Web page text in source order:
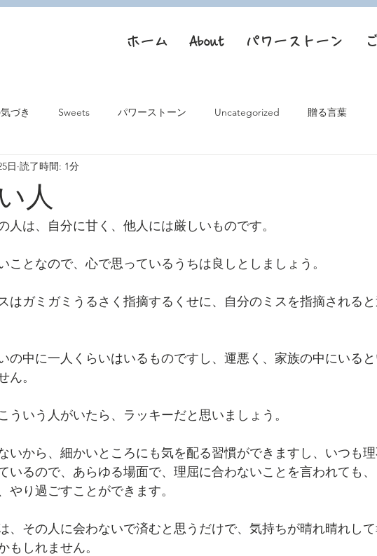
ホーム About パワーストーン
づき Sweets パワーストーン Uncategorized 贈る言葉
人
日 読了時間: 1分
人は、自分に甘く、他人には厳しいものです。
ことなので、心で思っているうちは良しとしましょう。
はガミガミうるさく指摘するくせに、自分のミスを指摘される
の中に一人くらいはいるものですし、運悪く、家族の中にいると
ん。
ういう人がいたら、ラッキーだと思いましょう。
いから、細かいところにも気を配る習慣ができますし、いつも
いるので、あらゆる場面で、理屈に合わないことを言われても、
やり過ごすことができます。
、その人に会わないで済むと思うだけで、気持ちが晴れ晴れし
もしれません。